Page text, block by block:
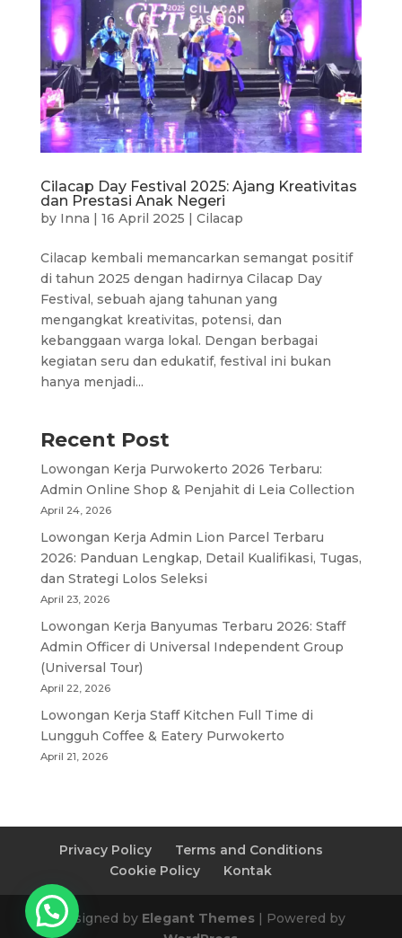
Cilacap Day Festival 2025: Ajang Kreativitas
dan Prestasi Anak Negeri
by Inna | 16 April 2025 | Cilacap
Cilacap kembali memancarkan semangat positif
di tahun 2025 dengan hadirnya Cilacap Day
Festival, sebuah ajang tahunan yang
mengangkat kreativitas, potensi, dan
kebanggaan warga lokal. Dengan berbagai
kegiatan seru dan edukatif, festival ini bukan
hanya menjadi...
Recent Post
Lowongan Kerja Purwokerto 2026 Terbaru:
Admin Online Shop & Penjahit di Leia Collection
April 24, 2026
Lowongan Kerja Admin Lion Parcel Terbaru
2026: Panduan Lengkap, Detail Kualifikasi, Tugas,
dan Strategi Lolos Seleksi
April 23, 2026
Lowongan Kerja Banyumas Terbaru 2026: Staff
Admin Officer di Universal Independent Group
(Universal Tour)
April 22, 2026
Lowongan Kerja Staff Kitchen Full Time di
Lungguh Coffee & Eatery Purwokerto
April 21, 2026
Privacy Policy
Terms and Conditions
Cookie Policy
Kontak
Designed by Elegant Themes | Powered by